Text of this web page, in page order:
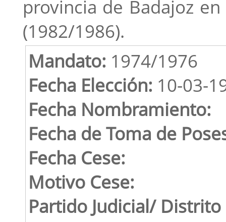
provincia de Badajoz
(1982/1986).
Mandato: 1974/1976
Fecha Elección: 10-03-
Fecha Nombramiento:
Fecha de Toma de
Fecha Cese:
Motivo Cese:
Partido Judicial/ Distrito